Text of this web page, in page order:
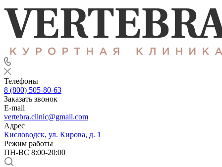
Телефоны
8 (800) 505-80-63
Заказать звонок
E-mail
vertebra.clinic@gmail.com
Адрес
Кисловодск, ул. Кирова, д. 1
Режим работы
ПН-ВС 8:00-20:00